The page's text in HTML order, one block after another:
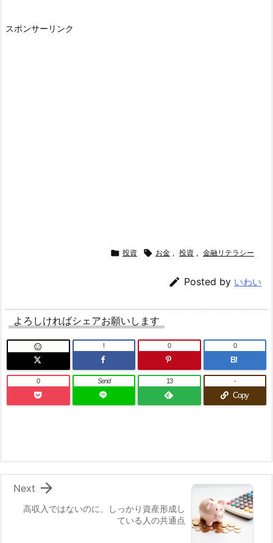
スポンサーリンク
 投資  お金 , 投資 , 金融リテラシー
 Posted by いわい
よろしければシェアお願いします
 ! 0
B!
0
0 Send 13
Copy
-
高収入ではないのに、しっかり資産形成し
ている人の共通点

Next